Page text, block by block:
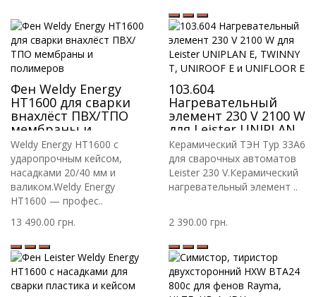
Фен Weldy Energy
HT1600 для сварки
внахлёст ПВХ/ТПО
мембраны и
полимеров
Weldy Energy HT1600 с
ударопрочным кейсом,
насадками 20/40 мм и
валиком.Weldy Energy
HT1600 — профес..
13 490.00 грн.
103.604
Нагревательный
элемент 230 V 2100 W
для Leister UNIPLAN
E, TWINNY T,
UNIROOF E и
UNIFLOOR E
Керамический ТЭН Typ 33A6
для сварочных автоматов
Leister 230 V.Керамический
нагревательный элемент ..
2 390.00 грн.